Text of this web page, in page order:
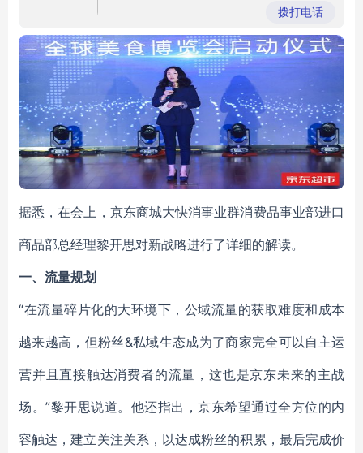
拨打电话
据悉，在会上，京东商城大快消事业群消费品事业部进口
商品部总经理黎开思对新战略进行了详细的解读。
一、流量规划
“在流量碎片化的大环境下，公域流量的获取难度和成本
越来越高，但粉丝&私域生态成为了商家完全可以自主运
营并且直接触达消费者的流量，这也是京东未来的主战
场。”黎开思说道。他还指出，京东希望通过全方位的内
容触达，建立关注关系，以达成粉丝的积累，最后完成价